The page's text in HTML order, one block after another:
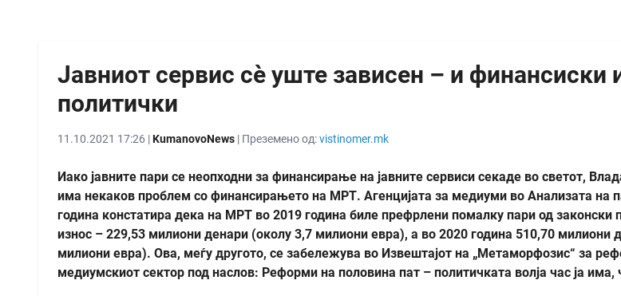
Јавниот сервис сѐ уште зависен – и финансиски
политички
11.10.2021 17:26 |KumanovoNews | Преземено од:vistinomer.mk
Иако јавните пари се неопходни за финансирање на јавните сервиси секаде во светот,
има некаков проблем со финансирањето на МРТ. Агенцијата за медиуми во Анализата на
година констатира дека на МРТ во 2019 година биле префрлени помалку пари од законски
износ – 229,53 милиони денари (околу 3,7 милиони евра), а во 2020 година 510,70 милиони
милиони евра). Ова, меѓу другото, се забележува во Извештајот на „Метаморфозис“ за
медиумскиот сектор под наслов: Реформи на половина пат – политичката волја час ја има,